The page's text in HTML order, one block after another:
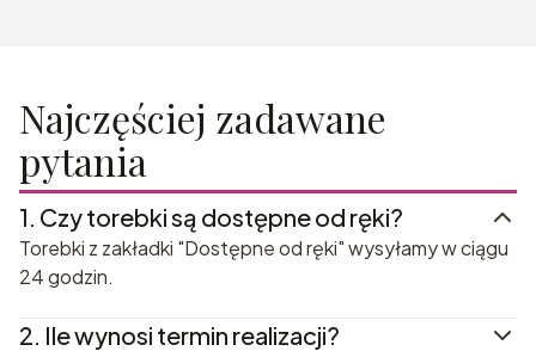
Najczęściej zadawane
pytania
1. Czy torebki są dostępne od ręki?
Torebki z zakładki "Dostępne od ręki" wysyłamy w ciągu
24 godzin.
2. Ile wynosi termin realizacji?